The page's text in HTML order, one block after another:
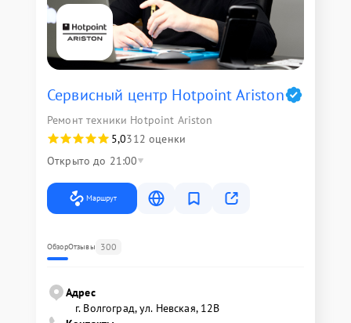
Сервисный центр Hotpoint Ariston
Ремонт техники Hotpoint Ariston
5,0312 оценки
Открыто до 21:00
Маршрут
ОбзорОтзывы 300
Адрес
г. Волгоград, ул. Невская, 12В